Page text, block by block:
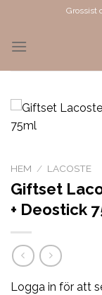
content
Grossist
HEM / LACOSTE
Giftset
+ Deostick
Logga in för att